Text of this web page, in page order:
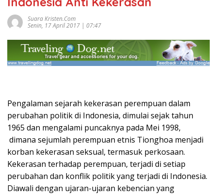
Suara Kristen.com
Senin, 17 April 2017 | 07:47
Pengalaman sejarah kekerasan perempuan dalam
perubahan politik di Indonesia, dimulai sejak tahun
1965 dan mengalami puncaknya pada Mei 1998,
dimana sejumlah perempuan etnis Tionghoa menjadi
korban kekerasan seksual, termasuk perkosaan.
Kekerasan terhadap perempuan, terjadi di setiap
perubahan dan konflik politik yang terjadi di Indonesia.
Diawali dengan ujaran-ujaran kebencian yang